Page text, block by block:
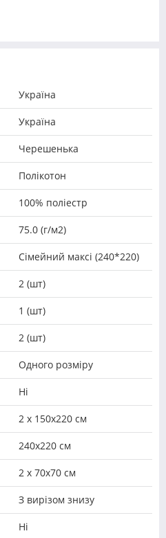
Україна
Україна
Черешенька
Полікотон
100% поліестр
75.0 (г/м2)
Сімейний максі (240*220)
2 (шт)
1 (шт)
2 (шт)
Одного розміру
Ні
2 х 150х220 см
240х220 см
2 х 70х70 см
З вирізом знизу
Ні